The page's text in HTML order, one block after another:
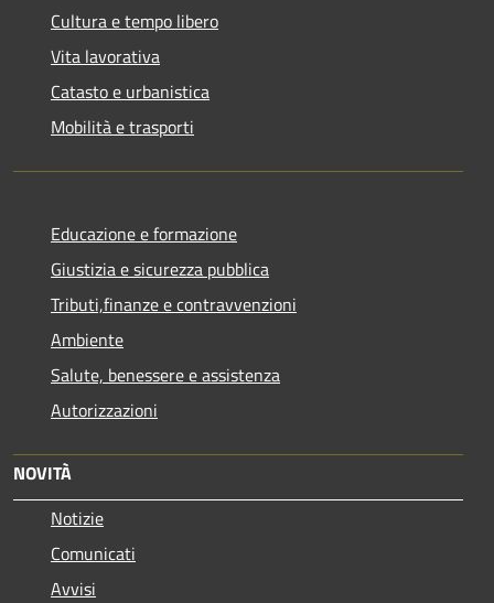
Cultura e tempo libero
Vita lavorativa
Catasto e urbanistica
Mobilità e trasporti
Educazione e formazione
Giustizia e sicurezza pubblica
Tributi,finanze e contravvenzioni
Ambiente
Salute, benessere e assistenza
Autorizzazioni
NOVITÀ
Notizie
Comunicati
Avvisi